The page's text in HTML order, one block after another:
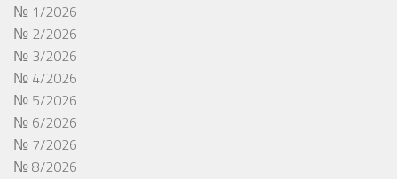
№ 1/2026
№ 2/2026
№ 3/2026
№ 4/2026
№ 5/2026
№ 6/2026
№ 7/2026
№ 8/2026